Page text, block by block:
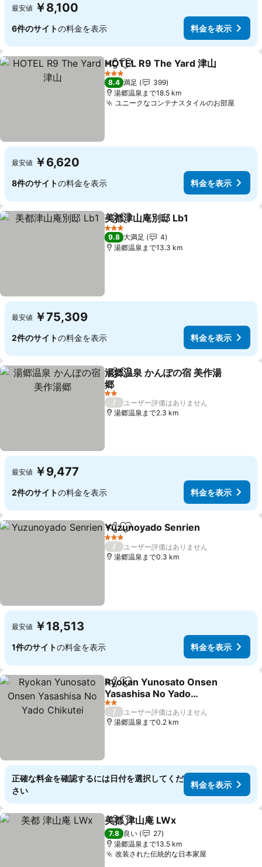
最安値 ￥8,100
6件のサイトの料金を表示 料金を表示
シェアお気に入りに追加
HOTEL R9 The Yard 津山
3 ホテルのランク
8.4 満足
399
湯郷温泉まで18.5 km
ユニークなコンテナスタイルのお部屋
最安値 ￥6,620
8件のサイトの料金を表示 料金を表示
シェアお気に入りに追加
美都津山庵別邸 Lb1
3 ホテルのランク
9.8 大満足
4
湯郷温泉まで13.3 km
最安値 ￥75,309
2件のサイトの料金を表示 料金を表示
シェアお気に入りに追加
湯郷温泉 かんぽの宿 美作湯
郷
2 ホテルのランク
/
ユーザー評価はありません
湯郷温泉まで2.3 km
最安値 ￥9,477
2件のサイトの料金を表示 料金を表示
シェアお気に入りに追加
Yuzunoyado Senrien
3 ホテルのランク
/
ユーザー評価はありません
湯郷温泉まで0.3 km
最安値 ￥18,513
1件のサイトの料金を表示 料金を表示
シェアお気に入りに追加
Ryokan Yunosato Onsen
Yasashisa No Yado
Chikutei
2 ホテルのランク
/
ユーザー評価はありません
湯郷温泉まで0.2 km
正確な料金を確認するには日付を選択してくだ
さい
料金を表示
シェアお気に入りに追加
美都 津山庵 LWx
7.8 良い
27
湯郷温泉まで13.5 km
改装された伝統的な日本家屋